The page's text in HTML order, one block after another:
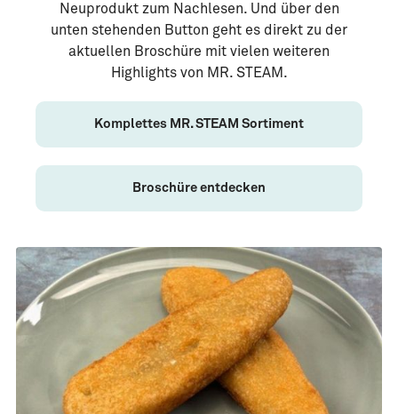
Neuprodukt zum Nachlesen. Und über den
unten stehenden Button geht es direkt zu der
aktuellen Broschüre mit vielen weiteren
Highlights von MR. STEAM.
Komplettes MR. STEAM Sortiment
Broschüre entdecken